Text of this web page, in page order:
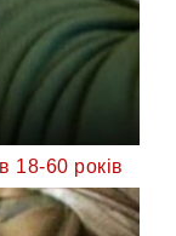
18-60 років